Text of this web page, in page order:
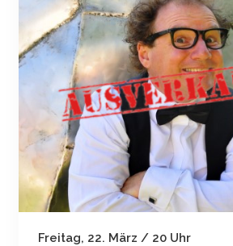
Freitag, 22. März / 20 Uhr